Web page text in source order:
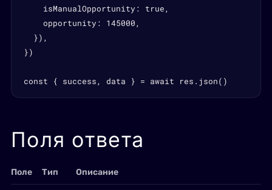
    isManualOpportunity: true,
    opportunity: 145000,
  }),
})
const { success, data } = await res.json()
Поля ответа
Поле Тип Описание